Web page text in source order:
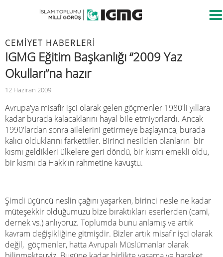
CEMIYET HABERLERI
IGMG Eğitim Başkanlığı “2009 Yaz
Okulları”na hazır
12 Haziran 2009
Avrupa'ya misafir işci olarak gelen göçmenler 1980'li yıllara
kadar burada kalacaklarını hayal bile etmiyorlardı. Ancak
1990'lardan sonra ailelerini getirmeye başlayınca, burada
kalıcı olduklarını farkettiler. Birinci nesilden olanların bir
kısmı geldikleri ülkelere geri döndü, bir kısmı emekli oldu,
bir kısmı da Hakk'ın rahmetine kavuştu.
Şimdi üçüncü neslin çağını yaşarken, birinci nesle ne kadar
müteşekkir olduğumuzu bize bıraktıkları eserlerden (cami,
dernek vs.) anlıyoruz. Toplumda bunu anlamış ve artık
kavram değişikliğine gitmişdir. Bizler artık misafir işci olarak
değil, göçmenler, hatta Avrupalı Müslümanlar olarak